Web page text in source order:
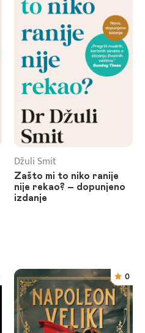
Džuli Smit
Zašto mi to niko ranije
nije rekao? – dopunjeno
izdanje
0